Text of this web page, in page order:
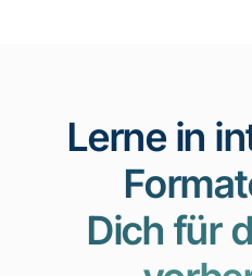
Lerne in
Dich für